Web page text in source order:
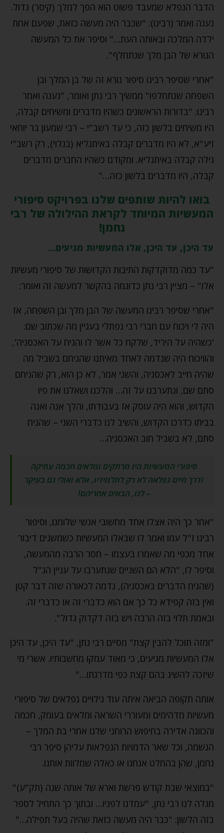
הדבר הנפלא שמעבד פשוט הוא הפך למלך (קיסר) גדול.
נענה ואמר (רבינו): "שכבר היה מעשה כזאת, שפעם אחת
ילדה המלכה ובאותה העת…" וסיפר את כל המעשה
הנורא של הבן מלך שנתחלף".
"אחרי שסיפר רבינו סיפור נורא זה של בן המלך ובן
השפחה שנתחלפו" ממשיך רבי נתן ואומר, "נענה ואמר
רבינו: "בדורות הראשונים כשהיו מדברים ומשיחים קבלה,
היו משיחים בלשון כזה, כי עד רשב"י – רבי שמעון בר יוחאי
זיע"א, לא היו מדברים קבלה באיתגליא (בגלוי), רק רשב"י
גילה קבלה באיתגליא. ומקודם כשהיו החברים מדברים
קבלה, היו מדברים בלשון כזה…"
בואו להיות שותפים שלנו בפרויקט סיפורי
המעשיות המיוחד לקראת ההילולה של רבי
נחמן!
עד היכן, עד היכן, אלו המעשיות מגיעים…
"עד כמה מדוקדקות התיבות הקדושות של סיפורי מעשיות
אלו" – מציין רבי נתן כדוגמה בהקשר למעשה זה ואומר:
"אחרי שסיפר רבינו המעשה של הבן מלך ובן השפחה, אז
היה לי ויכוח עם חברי רבי נפתלי בעניין מה שכתוב שם:
'כשהיה על היריד, שלקח כל אשר לו והניח על האכסניה',
והוויכוח היה שנדמה לאחד מאיתנו שהניחם בשביל מה
שהיה חייב לאכסניה, והשני אמר, לא כן הוא, רק שהניחם
סתם שם, ונתערבנו על זה… והלכנו ושאלנו את פיו
הקדוש, והוא היה עוסק אז בעבודתו, והלך אנה ואנה
בביתו כדרכו הקדוש, והשיב לנו כדברי השני – שהניח
סתם, לא בשביל חוב האכסניה…
סיפורי המעשיות היו מרתקים ומלאים חכמה עתיקה
ודרך חיים נפלאה לא רק לתלמידיו, אלא ואולי גם בעיקר
– לנו, הבאים אחריהם!
"אחר כך היה אצלו אחד מחשובי אנשי שלומנו, וסיפור
רבינו ז"ל עמו ואמר לו שבאלו המעשיות כשמשנים דיבור
אחד מכפי מה שאמרו בעצמו – חסר הרבה מהמעשה,
וסיפר לו, "הלא הם השניים שנתערבו על עניין הנ"ל
(שהניח הדברים באכסניה), נדמה לכאורה שזה דבר קטן
ואין בזה קפידא כל כך אם הוא כדברי זה או כדברי זה.
ובאמת תלוי בזה הרבה ויש בזה דקדוק גדול".
"ומזה תוכל להבין קצת" מסיים רבי נתן, "עד היכן, עד היכן
אלו המעשיות מגיעים, כי מאוד עמקו מחשבותיו. אשרי מי
שיזכה להשיג בהם קצת כפי מדרגתו…"
אותה תקופה הביאה איתה עוד גילויים נפלאים של סיפורי
מעשיות מדהימים ומעוררי השראה ומלאים בעומק, חכמה
והכוונה אדירה בחיפוש הרוחני שלנו אחרי בת המלך –
הנשמה, וכל שאר הדמויות הנפלאות עליהן סיפר רבי
נחמן, שהן בהחלט אנחנו או כאלה שמלוות אותנו.
"במוצאי שבת קודש פרשת וארא של אותה שנה (תק"ע)"
מגלה לנו רבי נתן, "עמדנו לפניו… ובתוך כך התחיל לספר
בזה הלשון: "כבר היה מעשה כזאת שהיה בעל תפילה…"